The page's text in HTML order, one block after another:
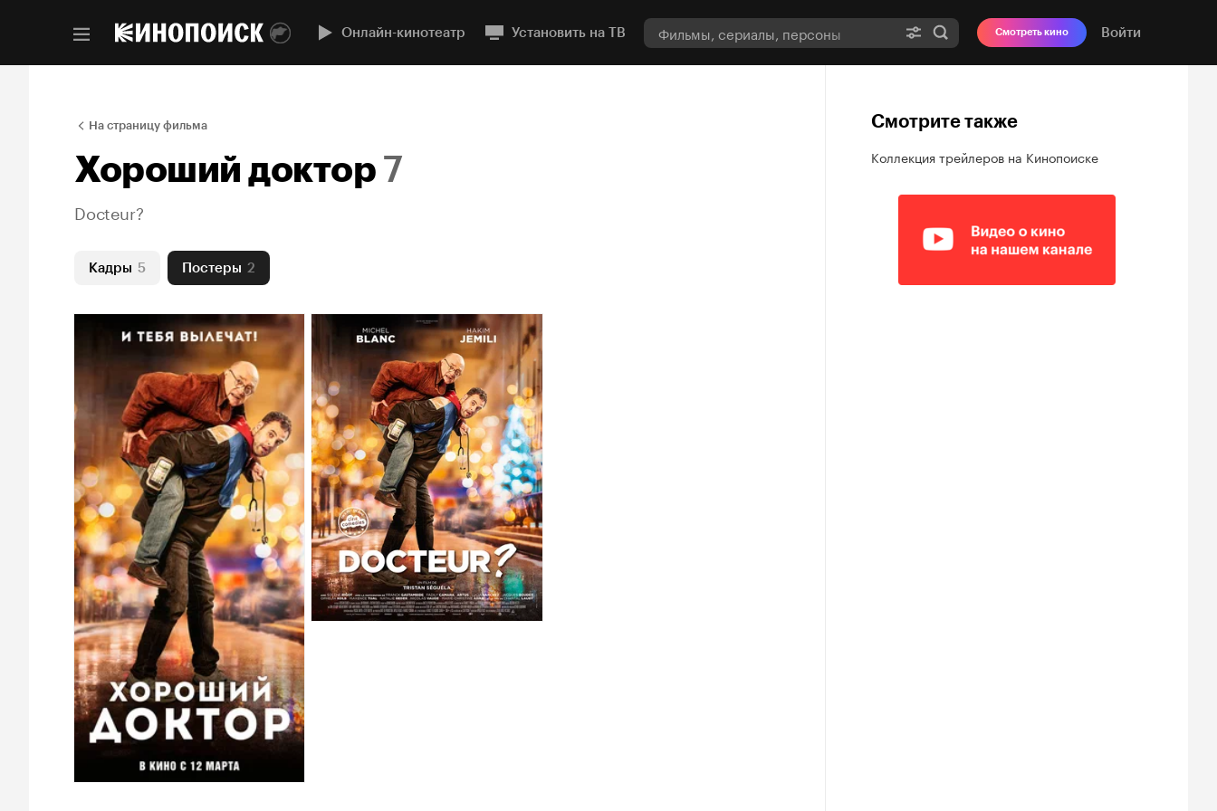
Онлайн-кинотеатр Установить на ТВ Смотреть кино Войти
На страницу фильма
Хороший доктор7
Docteur?
Кадры 5 Постеры 2
Смотрите также
Коллекция трейлеров на Кинопоиске